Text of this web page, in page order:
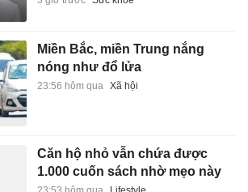
Miền Bắc, miền Trung nắng
nóng như đổ lửa
23:56 hôm qua Xã hội
Căn hộ nhỏ vẫn chứa được
1.000 cuốn sách nhờ mẹo này